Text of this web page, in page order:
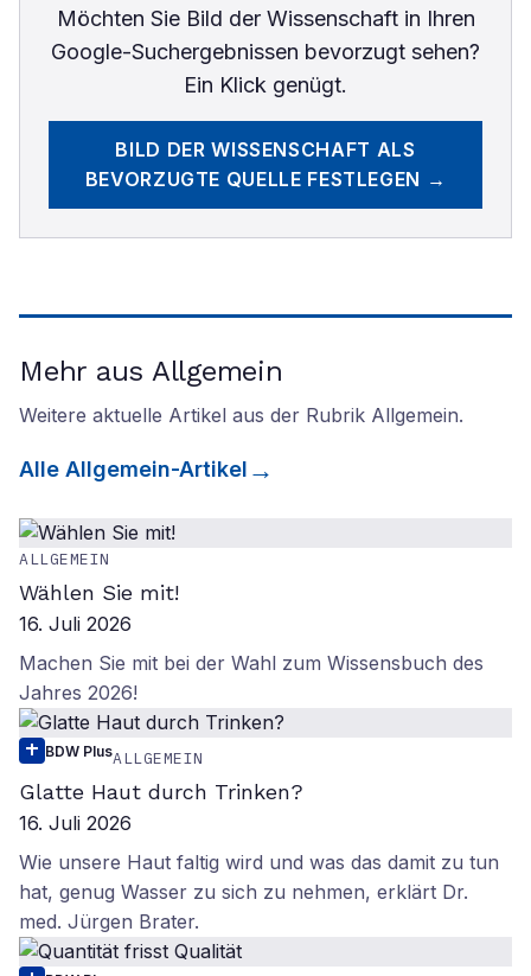
Möchten Sie Bild der Wissenschaftin Ihren
Google-Suchergebnissen bevorzugt sehen?
Ein Klick genügt.
BILD DER WISSENSCHAFT ALS
BEVORZUGTE QUELLE FESTLEGEN →
Mehr aus Allgemein
Weitere aktuelle Artikel aus der Rubrik Allgemein.
Alle Allgemein-Artikel
ALLGEMEIN
Wählen Sie mit!
16. Juli 2026
Machen Sie mit bei der Wahl zum Wissensbuch des
Jahres 2026!
BDW PlusALLGEMEIN
Glatte Haut durch Trinken?
16. Juli 2026
Wie unsere Haut faltig wird und was das damit zu tun
hat, genug Wasser zu sich zu nehmen, erklärt Dr.
med. Jürgen Brater.